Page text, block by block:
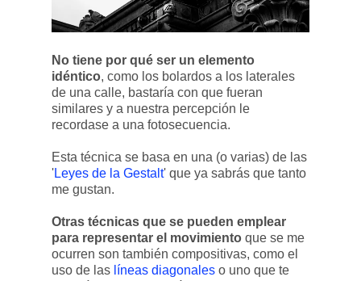
No tiene por qué ser un elemento
idéntico, como los bolardos a los laterales
de una calle, bastaría con que fueran
similares y a nuestra percepción le
recordase a una fotosecuencia.
Esta técnica se basa en una (o varias) de las
'Leyes de la Gestalt' que ya sabrás que tanto
me gustan.
Otras técnicas que se pueden emplear
para representar el movimiento que se me
ocurren son también compositivas, como el
uso de las líneas diagonales o uno que te